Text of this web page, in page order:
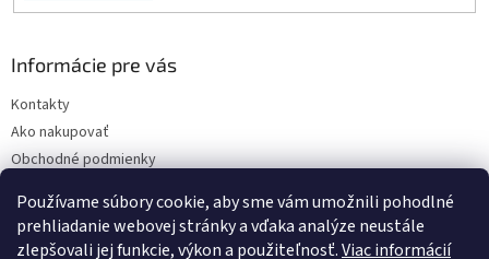
Používame súbory cookie, aby sme vám umožnili pohodlné
prehliadanie webovej stránky a vďaka analýze neustále
zlepšovali jej funkcie, výkon a použiteľnosť.Viac informácií
Informácie pre vás
Kontakty
Ako nakupovať
Obchodné podmienky
Moja objednávka